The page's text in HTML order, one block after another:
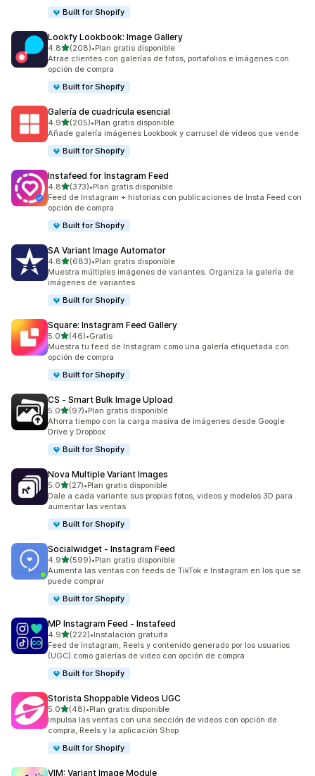
Built for Shopify
Lookfy Lookbook: Image Gallery
4.8de 5 estrellas
(208)
208 reseñas en total
•Plan gratis disponible
Atrae clientes con galerías de fotos, portafolios e imágenes con
opción de compra
Built for Shopify
Galería de cuadrícula esencial
4.9de 5 estrellas
(205)
205 reseñas en total
•Plan gratis disponible
Añade galería imágenes Lookbook y carrusel de videos que vende
Built for Shopify
Instafeed for Instagram Feed
4.8de 5 estrellas
(373)
373 reseñas en total
•Plan gratis disponible
Feed de Instagram + historias con publicaciones de Insta Feed con
opción de compra
Built for Shopify
SA Variant Image Automator
4.8de 5 estrellas
(683)
683 reseñas en total
•Plan gratis disponible
Muestra múltiples imágenes de variantes. Organiza la galería de
imágenes de variantes.
Built for Shopify
Square: Instagram Feed Gallery
5.0de 5 estrellas
(46)
46 reseñas en total
•Gratis
Muestra tu feed de Instagram como una galería etiquetada con
opción de compra
Built for Shopify
CS ‑ Smart Bulk Image Upload
5.0de 5 estrellas
(97)
97 reseñas en total
•Plan gratis disponible
Ahorra tiempo con la carga masiva de imágenes desde Google
Drive y Dropbox
Built for Shopify
Nova Multiple Variant Images
5.0de 5 estrellas
(27)
27 reseñas en total
•Plan gratis disponible
Dale a cada variante sus propias fotos, videos y modelos 3D para
aumentar las ventas
Built for Shopify
Socialwidget ‑ Instagram Feed
4.9de 5 estrellas
(599)
599 reseñas en total
•Plan gratis disponible
Aumenta las ventas con feeds de TikTok e Instagram en los que se
puede comprar
Built for Shopify
MP Instagram Feed ‑ Instafeed
4.9de 5 estrellas
(222)
222 reseñas en total
•Instalación gratuita
Feed de Instagram, Reels y contenido generado por los usuarios
(UGC) como galerías de video con opción de compra
Built for Shopify
Storista Shoppable Videos UGC
5.0de 5 estrellas
(48)
48 reseñas en total
•Plan gratis disponible
Impulsa las ventas con una sección de videos con opción de
compra, Reels y la aplicación Shop
Built for Shopify
VIM: Variant Image Module